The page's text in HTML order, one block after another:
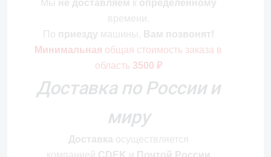
Мы не доставляем к определенному
времени.
По приезду машины, Вам позвонят!
Минимальная общая стоимость заказа в
область3500 ₽
Доставка по России и
миру
Доставка осуществляется
компанией CDEK и Почтой России